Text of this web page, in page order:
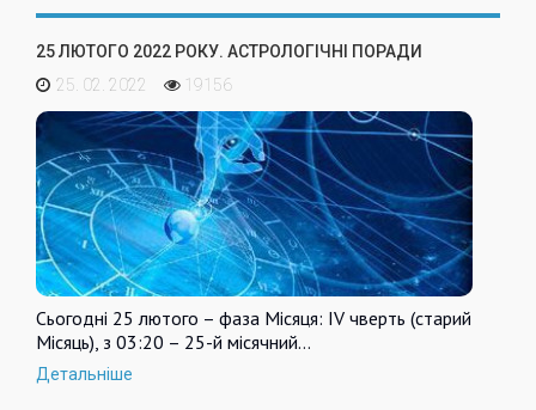
25 ЛЮТОГО 2022 РОКУ. АСТРОЛОГІЧНІ ПОРАДИ
25. 02. 2022
19156
Сьогодні 25 лютого – фаза Місяця: IV чверть (старий
Місяць), з 03:20 – 25-й місячний…
Детальніше